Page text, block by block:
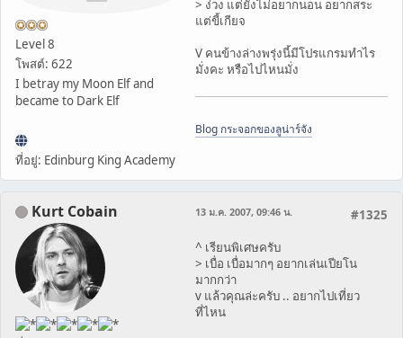
Level 8
โพสต์: 622
I betray my Moon Elf and
became to Dark Elf
ที่อยู่: Edinburg King Academy
> ง่วง แต่ยังไม่อยากนอน อยากสระ
แต่ขี้เกียจ
V คนข้างล่างพรุ่งนี้มีโปรแกรมทำไร
มั่งคะ หรือไปไหนมั่ง
Blog ​กระจอกของลูน่าร์จัง​​​
Kurt Cobain #1325
13 ม.ค. 2007, 09:46 น.
^ เรียนพิเศษครับ
> เบื่อ เบื่อมากๆ อยากเล่นเปียโน
มากกว่า
v แล้วคุณล่ะครับ .. อยากไปเที่ยว
ที่ไหน